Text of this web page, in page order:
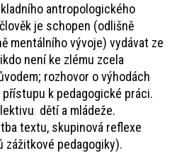
antropologického
je schopen (odlišně
mentálního vývoje) vydávat ze
není ke zlému zcela
rozhovor o výhodách
k pedagogické práci.
dětí a mládeže.
textu, skupinová reflexe
zážitkové pedagogiky).